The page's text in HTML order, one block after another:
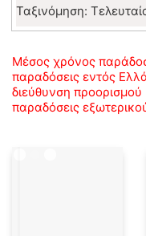
Ταξινόμηση:
Μέσος χρόνος
παραδόσεις εντός
διεύθυνση προορισμού
παραδόσεις